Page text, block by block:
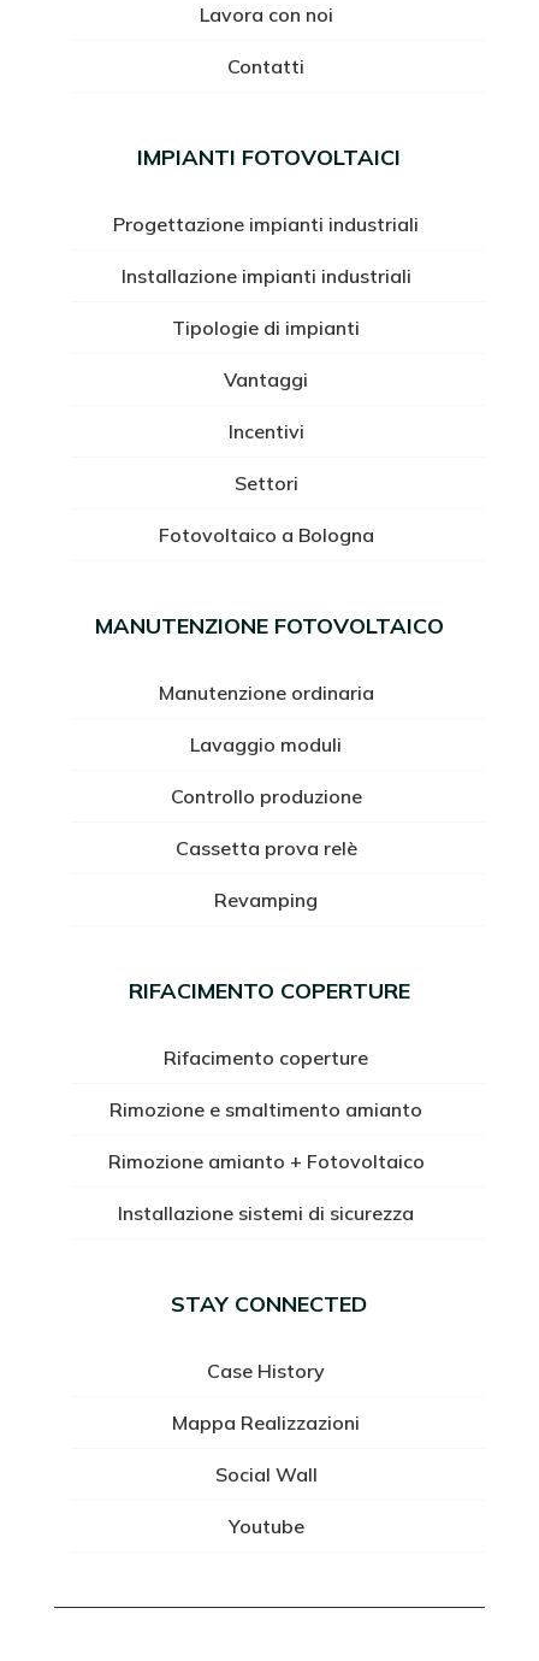
Lavora con noi
Contatti
IMPIANTI FOTOVOLTAICI
Progettazione impianti industriali
Installazione impianti industriali
Tipologie di impianti
Vantaggi
Incentivi
Settori
Fotovoltaico a Bologna
MANUTENZIONE FOTOVOLTAICO
Manutenzione ordinaria
Lavaggio moduli
Controllo produzione
Cassetta prova relè
Revamping
RIFACIMENTO COPERTURE
Rifacimento coperture
Rimozione e smaltimento amianto
Rimozione amianto + Fotovoltaico
Installazione sistemi di sicurezza
STAY CONNECTED
Case History
Mappa Realizzazioni
Social Wall
Youtube